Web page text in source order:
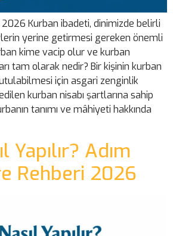
2026 Kurban ibadeti, dinimizde belirli
yerine getirmesi gereken önemli
kime vacip olur ve kurban
tam olarak nedir? Bir kişinin kurban
için asgari zenginlik
kurban nisabı şartlarına sahip
tanımı ve mâhiyeti hakkında
Yapılır? Adım
Rehberi 2026